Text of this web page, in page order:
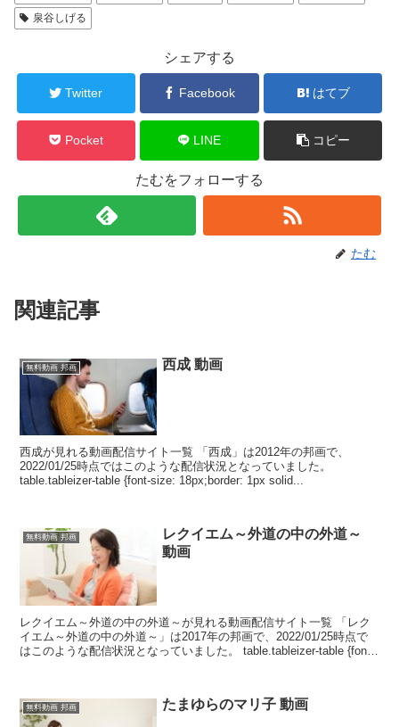
泉谷しげる
シェアする
Twitter Facebook はてブ
Pocket LINE コピー
たむをフォローする
たむ
関連記事
無料動画 邦画 西成 動画
西成が見れる動画配信サイト一覧 「西成」は2012年の邦画で、
2022/01/25時点ではこのような配信状況となっていました。
table.tableizer-table {font-size: 18px;border: 1px solid...
無料動画 邦画
レクイエム～外道の中の外道～
動画
レクイエム～外道の中の外道～が見れる動画配信サイト一覧 「レク
イエム～外道の中の外道～」は2017年の邦画で、2022/01/25時点で
はこのような配信状況となっていました。 table.tableizer-table {font-
無料動画 邦画 たまゆらのマリ子 動画